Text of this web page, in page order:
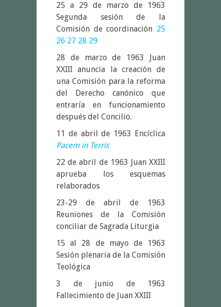
25 a 29 de marzo de 1963
Segunda sesión de la
Comisión de coordinación 25
26 27 28 29
28 de marzo de 1963 Juan
XXIII anuncia la creación de
una Comisión para la reforma
del Derecho canónico que
entraría en funcionamiento
después del Concilio.
11 de abril de 1963 Encíclica
Pacem in Terris
22 de abril de 1963 Juan XXIII
aprueba los esquemas
relaborados
23-29 de abril de 1963
Reuniones de la Comisión
conciliar de Sagrada Liturgia
15 al 28 de mayo de 1963
Sesión plenaria de la Comisión
Teológica
3 de junio de 1963
Fallecimiento de Juan XXIII